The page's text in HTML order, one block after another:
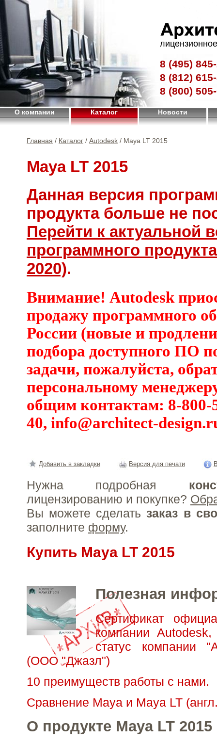
8 (495)
8 (812)
8 (800)
О компании Каталог Новости
Главная / Каталог / Autodesk / Maya LT 2015
Maya LT 2015
Данная версия
продукта больше не
Перейти к актуальной
программного
2020).
Внимание! Autodesk
продажу программного
России (новые и
подбора доступного ПО
задачи, пожалуйста,
персональному
общим контактам: 8-800-
40, info@architect-
Добавить в закладки Версия для печати
Нужна подробная
лицензированию и покупке?
Вы можете сделать заказ в
заполните форму.
Купить Maya LT 2015
Полезная
Сертификат
компании
статус компании
(ООО "Джазл")
10 преимуществ работы с нами.
Сравнение Maya и Maya LT
О продукте Maya LT 2015